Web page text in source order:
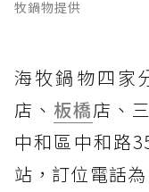
牧鍋物提供
海牧鍋物四家
店、 板橋店、
中和區中和路
站，訂位電話